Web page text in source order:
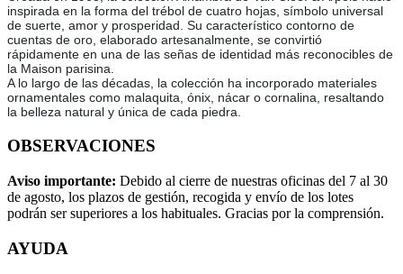
inspirada en la forma del trébol de cuatro hojas, símbolo universal
de suerte, amor y prosperidad. Su característico contorno de
cuentas de oro, elaborado artesanalmente, se convirtió
rápidamente en una de las señas de identidad más reconocibles de
la Maison parisina.
A lo largo de las décadas, la colección ha incorporado materiales
ornamentales como malaquita, ónix, nácar o cornalina, resaltando
la belleza natural y única de cada piedra.
OBSERVACIONES
Aviso importante: Debido al cierre de nuestras oficinas del 7 al 30
de agosto, los plazos de gestión, recogida y envío de los lotes
podrán ser superiores a los habituales. Gracias por la comprensión.
AYUDA